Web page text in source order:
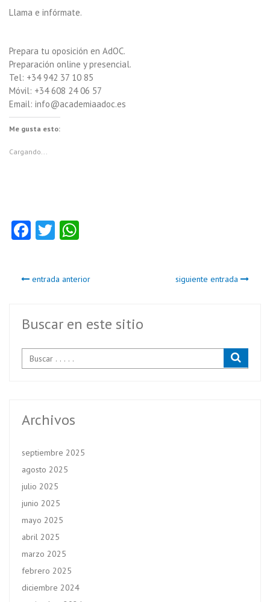
Llama e infórmate.
Prepara tu oposición en AdOC.
Preparación online y presencial.
Tel: +34 942 37 10 85
Móvil: +34 608 24 06 57
Email: info@academiaadoc.es
Me gusta esto:
Cargando...
Fa
o
k
T
er A
p
entrada anterior siguiente entrada
Buscar en este sitio
Archivos
septiembre 2025
agosto 2025
julio 2025
junio 2025
mayo 2025
abril 2025
marzo 2025
febrero 2025
diciembre 2024